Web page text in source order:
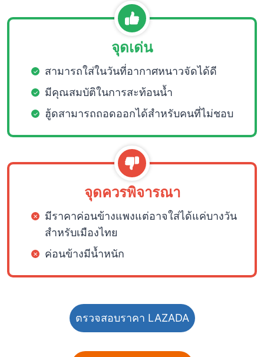
จุดเด่น
สามารถใส่ในวันที่อากาศหนาวจัดได้ดี
มีคุณสมบัติในการสะท้อนน้ำ
ฮู้ดสามารถถอดออกได้สำหรับคนที่ไม่ชอบ
จุดควรพิจารณา
มีราคาค่อนข้างแพงแต่อาจใส่ได้แค่บางวัน
สำหรับเมืองไทย
ค่อนข้างมีน้ำหนัก
ตรวจสอบราคา LAZADA